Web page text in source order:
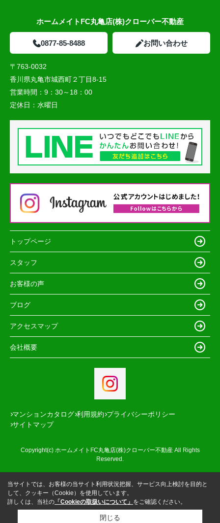
ホームメイトFC丸亀店(株)クローバー不動産
0877-85-8488 お問い合わせ
〒763-0032
香川県丸亀市城西町２丁目8-15
営業時間： 9：30～18：00
定休日： 水曜日
トップページ
スタッフ
お客様の声
ブログ
アクセスマップ
会社概要
マンションカタログ 利用規約 プライバシーポリシー
サイトマップ
Copyright(c) ホームメイトFC丸亀店(株)クローバー不動産 All Rights
Reserved.
当サイトでは、お客様の当サイト利用状況把握、サービス向上検討を目的と
して、クッキー（Cookie）を使用しています。
詳しくは、当社の 「Cookieの取扱いについて」 をご確認ください。
閉じる